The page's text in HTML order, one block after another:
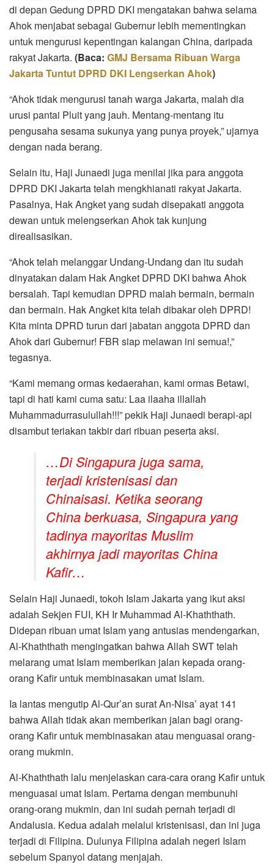
di depan Gedung DPRD DKI mengatakan bahwa selama
Ahok menjabat sebagai Gubernur lebih mementingkan
untuk mengurusi kepentingan kalangan China, daripada
rakyat Jakarta. (Baca: GMJ Bersama Ribuan Warga
Jakarta Tuntut DPRD DKI Lengserkan Ahok)
“Ahok tidak mengurusi tanah warga Jakarta, malah dia
urusi pantai Pluit yang jauh. Mentang-mentang itu
pengusaha sesama sukunya yang punya proyek,” ujarnya
dengan nada berang.
Selain itu, Haji Junaedi juga menilai jika para anggota
DPRD DKI Jakarta telah mengkhianati rakyat Jakarta.
Pasalnya, Hak Angket yang sudah disepakati anggota
dewan untuk melengserkan Ahok tak kunjung
direalisasikan.
“Ahok telah melanggar Undang-Undang dan itu sudah
dinyatakan dalam Hak Angket DPRD DKI bahwa Ahok
bersalah. Tapi kemudian DPRD malah bermain, bermain
dan bermain. Hak Angket kita telah dibakar oleh DPRD!
Kita minta DPRD turun dari jabatan anggota DPRD dan
Ahok dari Gubernur! FBR siap melawan ini semua!,”
tegasnya.
“Kami memang ormas kedaerahan, kami ormas Betawi,
tapi di hati kami cuma satu: Laa ilaaha illallah
Muhammadurrasulullah!!!” pekik Haji Junaedi berapi-api
disambut teriakan takbir dari ribuan peserta aksi.
…Di Singapura juga sama,
terjadi kristenisasi dan
Chinaisasi. Ketika seorang
China berkuasa, Singapura yang
tadinya mayoritas Muslim
akhirnya jadi mayoritas China
Kafir…
Selain Haji Junaedi, tokoh Islam Jakarta yang ikut aksi
adalah Sekjen FUI, KH Ir Muhammad Al-Khaththath.
Didepan ribuan umat Islam yang antusias mendengarkan,
Al-Khaththath mengingatkan bahwa Allah SWT telah
melarang umat Islam memberikan jalan kepada orang-
orang Kafir untuk membinasakan umat Islam.
Ia lantas mengutip Al-Qur’an surat An-Nisa’ ayat 141
bahwa Allah tidak akan memberikan jalan bagi orang-
orang Kafir untuk membinasakan atau menguasai orang-
orang mukmin.
Al-Khaththath lalu menjelaskan cara-cara orang Kafir untuk
menguasai umat Islam. Pertama dengan membunuhi
orang-orang mukmin, dan ini sudah pernah terjadi di
Andalusia. Kedua adalah melalui kristenisasi, dan ini juga
terjadi di Filipina. Dulunya Filipina adalah negeri Islam
sebelum Spanyol datang menjajah.